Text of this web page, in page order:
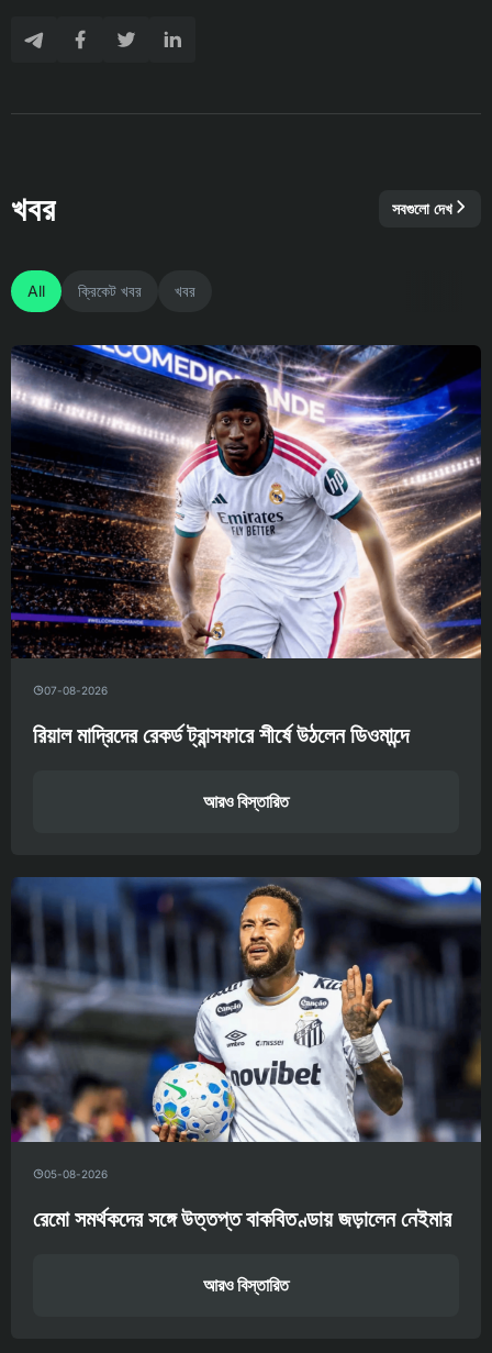
খবর সবগুলো দেখ
All ক্রিকেট খবর খবর
07-08-2026
রিয়াল মাদ্রিদের রেকর্ড ট্রান্সফারে শীর্ষে উঠলেন ডিওমান্দে
আরও বিস্তারিত
05-08-2026
রেমো সমর্থকদের সঙ্গে উত্তপ্ত বাকবিতণ্ডায় জড়ালেন নেইমার
আরও বিস্তারিত